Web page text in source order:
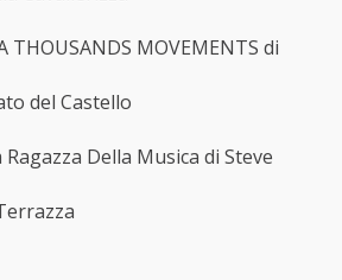
THOUSANDS MOVEMENTS di
del Castello
Della Musica di Steve